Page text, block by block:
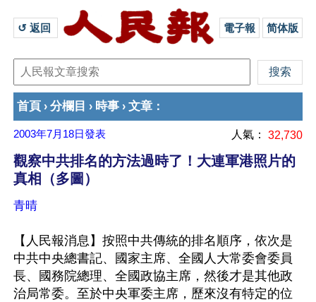
↺ 返回 電子報 简体版
首頁 › 分欄目 › 時事 › 文章 ：
2003年7月18日發表 人氣： 32,730
觀察中共排名的方法過時了！大連軍港照片的
真相（多圖）
青晴
【人民報消息】按照中共傳統的排名順序，依次是
中共中央總書記、國家主席、全國人大常委會委員
長、國務院總理、全國政協主席，然後才是其他政
治局常委。至於中央軍委主席，歷來沒有特定的位